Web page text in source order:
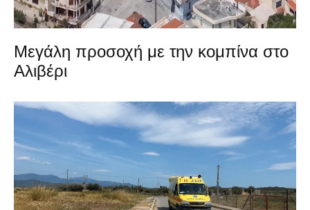
Μεγάλη προσοχή με την κομπίνα στο
Αλιβέρι